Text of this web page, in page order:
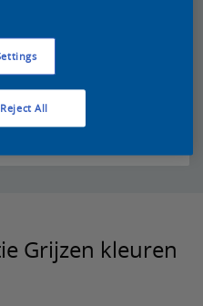
Grijzen kleuren
Reject All